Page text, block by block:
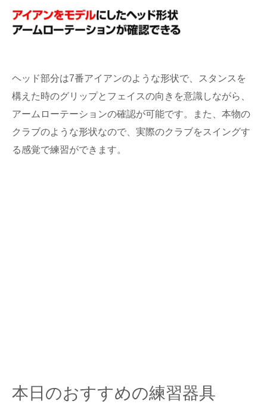
ヘッド部分は7番アイアンのような形状で、スタンスを
構えた時のグリップとフェイスの向きを意識しながら、
アームローテーションの確認が可能です。また、本物の
クラブのような形状なので、実際のクラブをスイングす
る感覚で練習ができます。
本日のおすすめの練習器具